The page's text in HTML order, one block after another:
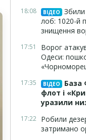
18:08 ВІДЕО
лоб: 1020-й
знищення
17:51
Ворог
Одеси:
17:35 ВІДЕО
База
флот і
уразили
17:22 Робили
затримано